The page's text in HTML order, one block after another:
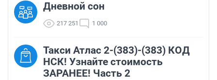
Дневной сон
217 251 1 000
Такси Атлас 2-(383)-(383) КОД
НСК! Узнайте стоимость
ЗАРАНЕЕ! Часть 2